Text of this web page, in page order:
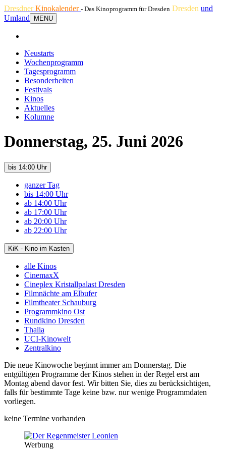
DresdnerKinokalender - Das Kinoprogramm für Dresden Dresden und
Umland
MENU
Neustarts
Wochenprogramm
Tagesprogramm
Besonderheiten
Festivals
Kinos
Aktuelles
Kolumne
Donnerstag, 25. Juni 2026
bis 14:00 Uhr
ganzer Tag
bis 14:00 Uhr
ab 14:00 Uhr
ab 17:00 Uhr
ab 20:00 Uhr
ab 22:00 Uhr
KiK - Kino im Kasten
alle Kinos
CinemaxX
Cineplex Kristallpalast Dresden
Filmnächte am Elbufer
Filmtheater Schauburg
Programmkino Ost
Rundkino Dresden
Thalia
UCI-Kinowelt
Zentralkino
Die neue Kinowoche beginnt immer am Donnerstag. Die
entgültigen Programme der Kinos stehen in der Regel erst am
Montag abend davor fest. Wir bitten Sie, dies zu berücksichtigen,
falls für bestimmte Tage keine bzw. nur wenige Programmdaten
vorliegen.
keine Termine vorhanden
Werbung